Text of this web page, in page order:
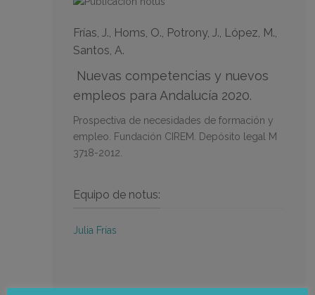
Frías, J., Homs, O., Potrony, J., López, M.,
Santos, A.
Nuevas competencias y nuevos
empleos para Andalucía 2020.
Prospectiva de necesidades de formación y
empleo. Fundación CIREM. Depósito legal M
3718-2012.
Equipo de notus:
Julia Frías